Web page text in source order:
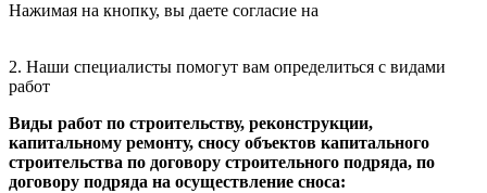
Нажимая на кнопку, вы даете согласие на
2. Наши специалисты помогут вам определиться с видами
работ
Виды работ по строительству, реконструкции,
капитальному ремонту, сносу объектов капитального
строительства по договору строительного подряда, по
договору подряда на осуществление сноса: